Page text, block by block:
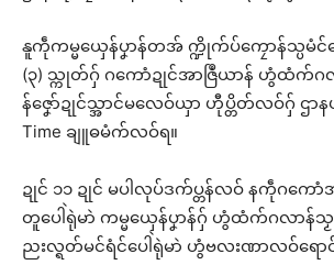
နူကဵုကမ္မယှေန်ပၞာန်တအ် က္ဍိုက်ပ်ကၠောန်သ္ပမံင်
(၃) သ္ကုတ်ဂှ် ဂကောံဍုင်အာဇြဳယာန် ဟွံထံက်ဂလ
န်ဇၞော်ဍုင်သ္အာင်မလေဝ်ယှာ ဟီုပ္တိတ်လဝ်ဂှ် ဌာနပ
Time ချူဓမံက်လဝ်ရ။
ဍုင် ၁၁ ဍုင် မပါလုပ်ဒက်ပ္တန်လဝ် နကဵုဂကေ
တူပေါဲရုဲမာဲ ကမ္မယှေန်ပၞာန်ဂှ် ဟွံထံက်ဂလာ
ညးလ္ရတ်မင်ရံင်ပေါဲရုဲမာဲ ဟွံဗလးဏာလဝ်ရောင်